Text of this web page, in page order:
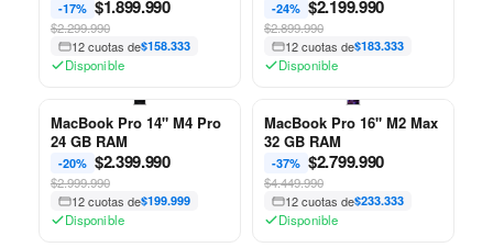
-17% $1.899.990
$2.299.990
12 cuotas de$158.333
Disponible
-24% $2.199.990
$2.899.990
12 cuotas de$183.333
Disponible
MacBook Pro 14" M4 Pro
24 GB RAM
-20% $2.399.990
$2.999.990
12 cuotas de$199.999
Disponible
MacBook Pro 16" M2 Max
32 GB RAM
-37% $2.799.990
$4.449.990
12 cuotas de$233.333
Disponible